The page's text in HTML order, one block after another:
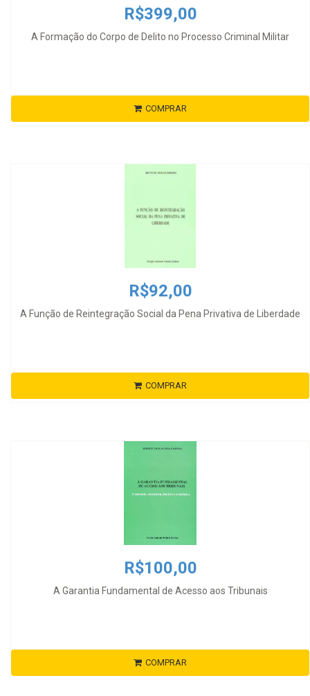
R$399,00
A Formação do Corpo de Delito no Processo Criminal Militar
COMPRAR
R$92,00
A Função de Reintegração Social da Pena Privativa de Liberdade
COMPRAR
R$100,00
A Garantia Fundamental de Acesso aos Tribunais
COMPRAR